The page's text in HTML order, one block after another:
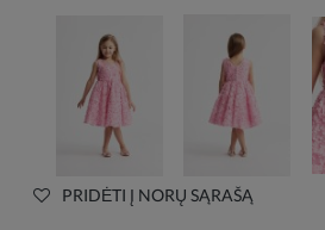
PRIDĖTI Į NORŲ SĄRAŠĄ